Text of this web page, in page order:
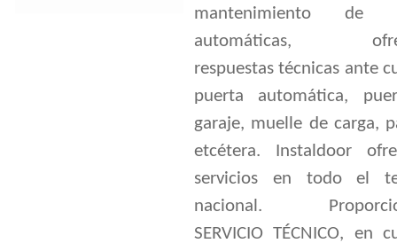
mantenimiento de
automáticas,
respuestas técnicas ante
puerta automática,
garaje, muelle de carga,
etcétera. Instaldoor
servicios en todo el
nacional.
SERVICIO TÉCNICO, en